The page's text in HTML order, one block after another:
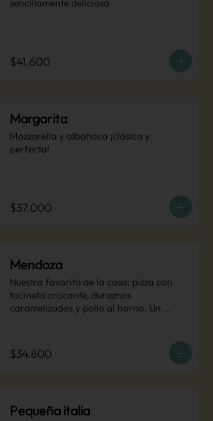
sencillamente deliciosa
$41.600
Margarita
Mozzarella y albahaca ¡clásica y
perfecta!
$37.000
Mendoza
Nuestra favorita de la casa: pizza con
tocineta crocante, duraznos
caramelizados y pollo al horno. Un
$34.800
Pequeña italia